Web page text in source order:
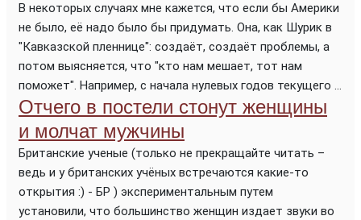
В некоторых случаях мне кажется, что если бы Америки
не было, её надо было бы придумать. Она, как Шурик в
"Кавказской пленнице": создаёт, создаёт проблемы, а
потом выясняется, что "кто нам мешает, тот нам
поможет". Например, с начала нулевых годов текущего ...
Отчего в постели стонут женщины
и молчат мужчины
Британские ученые (только не прекращайте читать –
ведь и у британских учёных встречаются какие-то
открытия :) - БР ) экспериментальным путем
установили, что большинство женщин издает звуки во